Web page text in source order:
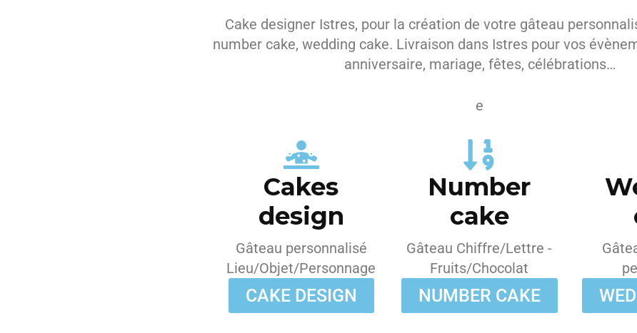
Cake designer Istres, pour la création de votre gâteau
number cake, wedding cake. Livraison dans Istres pour vos
anniversaire, mariage, fêtes, célébrations…
e
Cakes
design
Gâteau personnalisé
Lieu/Objet/Personnage
CAKE DESIGN
Number
cake
Gâteau Chiffre/Lettre -
Fruits/Chocolat
NUMBER CAKE